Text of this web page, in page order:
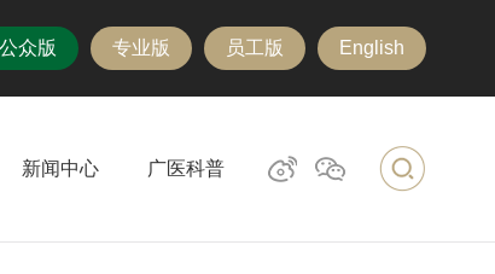
公众版 专业版 员工版 English
新闻中心 广医科普